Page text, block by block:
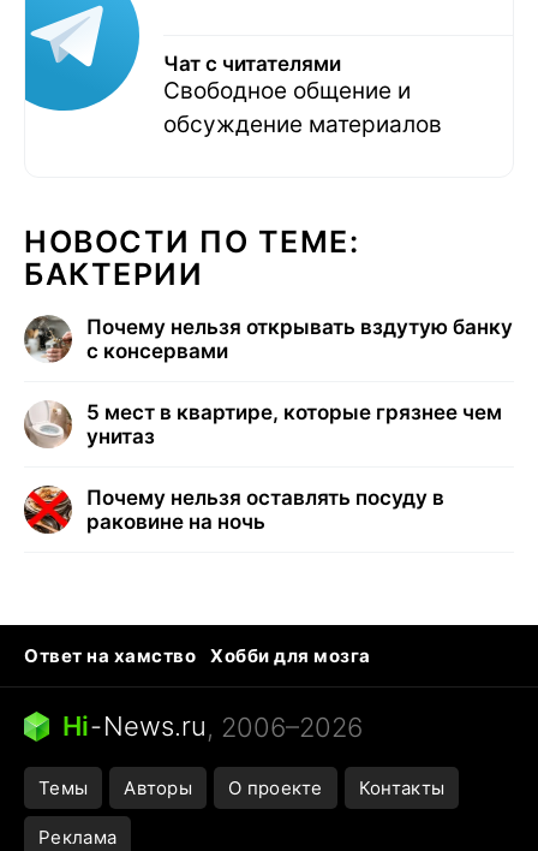
Чат с читателями
Свободное общение и
обсуждение материалов
НОВОСТИ ПО ТЕМЕ:
БАКТЕРИИ
Почему нельзя открывать вздутую банку
с консервами
5 мест в квартире, которые грязнее чем
унитаз
Почему нельзя оставлять посуду в
раковине на ночь
Ответ на хамство
Хобби для мозга
Бензин 100 и 95
Тунцы в океанариуме
Следующая пандемия
Hi-News.ru, 2006–2026
Темы Авторы О проекте Контакты
Реклама